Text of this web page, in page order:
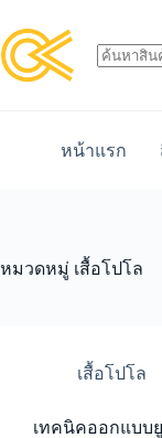
หน้าแรก
หมวดหมู่ เสื้อโปโล
เสื้อโปโล
เทคนิคออกแบบ